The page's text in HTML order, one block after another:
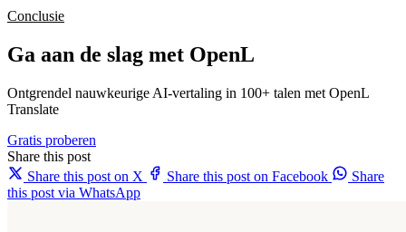
Conclusie
Ga aan de slag met OpenL
Ontgrendel nauwkeurige AI-vertaling in 100+ talen met OpenL
Translate
Gratis proberen
Share this post
Share this post on X
Share this post on Facebook
Share
this post via WhatsApp